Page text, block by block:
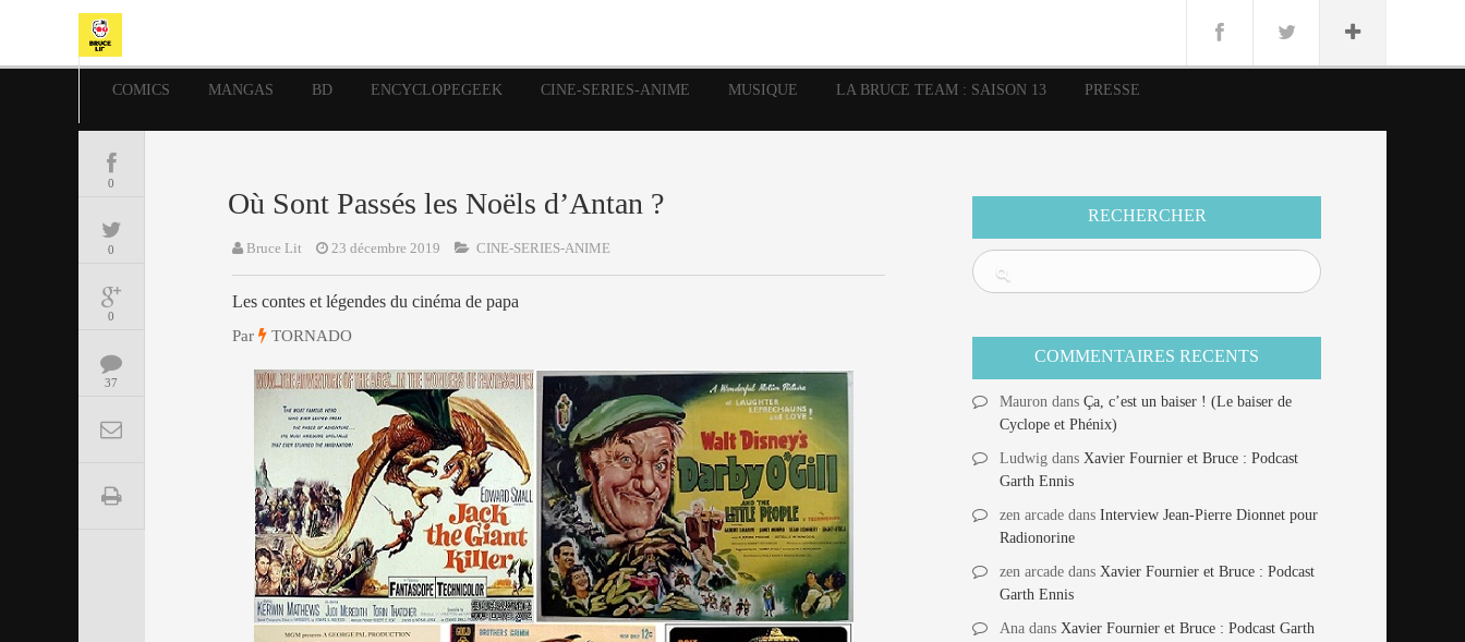
COMICS MANGAS BD ENCYCLOPEGEEK CINE-SERIES-ANIME MUSIQUE LA BRUCE TEAM : SAISON 13 PRESSE
0
0
0
37
Où Sont Passés les Noëls d’Antan ?
Bruce Lit 23 décembre 2019 CINE-SERIES-ANIME
Les contes et légendes du cinéma de papa
Par TORNADO
RECHERCHER
COMMENTAIRES RECENTS
Mauron dansÇa, c’est un baiser ! (Le baiser de
Cyclope et Phénix)
Ludwig dansXavier Fournier et Bruce : Podcast
Garth Ennis
zen arcade dansInterview Jean-Pierre Dionnet pour
Radionorine
zen arcade dansXavier Fournier et Bruce : Podcast
Garth Ennis
Ana dansXavier Fournier et Bruce : Podcast Garth
Mangas Marvel Mattie boy Musique
Panini Présence
Punisher Rock Semic Special Guest Spidey Superman